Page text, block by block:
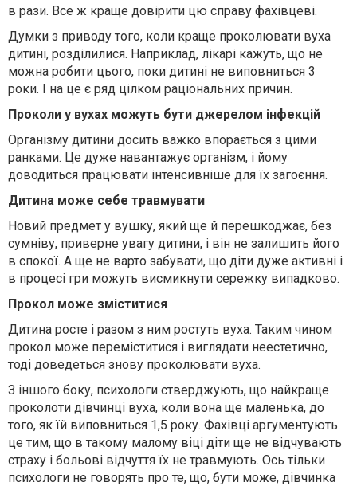
в рази. Все ж краще довірити цю справу фахівцеві.
Думки з приводу того, коли краще проколювати вуха
дитині, розділилися. Наприклад, лікарі кажуть, що не
можна робити цього, поки дитині не виповниться 3
роки. І на це є ряд цілком раціональних причин.
Проколи у вухах можуть бути джерелом інфекцій
Організму дитини досить важко впорається з цими
ранками. Це дуже навантажує організм, і йому
доводиться працювати інтенсивніше для їх загоєння.
Дитина може себе травмувати
Новий предмет у вушку, який ще й перешкоджає, без
сумніву, приверне увагу дитини, і він не залишить його
в спокої. А ще не варто забувати, що діти дуже активні і
в процесі гри можуть висмикнути сережку випадково.
Прокол може зміститися
Дитина росте і разом з ним ростуть вуха. Таким чином
прокол може переміститися і виглядати неестетично,
тоді доведеться знову проколювати вуха.
З іншого боку, психологи стверджують, що найкраще
проколоти дівчинці вуха, коли вона ще маленька, до
того, як їй виповниться 1,5 року. Фахівці аргументують
це тим, що в такому малому віці діти ще не відчувають
страху і больові відчуття їх не травмують. Ось тільки
психологи не говорять про те, що, бути може, дівчинка